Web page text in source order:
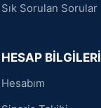
Sık Sorulan Sorular
HESAP BİLGİLERİ
Hesabım